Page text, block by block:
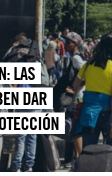
LAS
DAR